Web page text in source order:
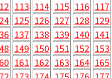
113 114 115 116 117
125 126 127 128 129
137 138 139 140 141
149 150 151 152 153
161 162 163 164 165